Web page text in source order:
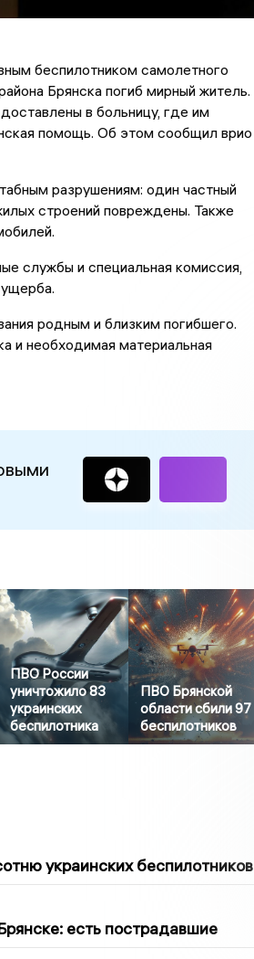
беспилотником самолетного
Брянска погиб мирный житель.
в больницу, где им
помощь. Об этом сообщил врио
разрушениям: один частный
строений повреждены. Также
службы и специальная комиссия,
родным и близким погибшего.
и необходимая материальная
ПВО России
уничтожило 83
украинских
беспилотника
ПВО Брянской
области сбили 97
беспилотников
украинских беспилотников
есть пострадавшие